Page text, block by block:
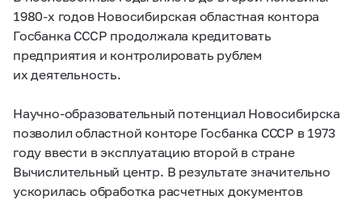
1980-х годов Новосибирская областная контора
Госбанка СССР продолжала кредитовать
предприятия и контролировать рублем
их деятельность.
Научно-образовательный потенциал Новосибирска
позволил областной конторе Госбанка СССР в 1973
году ввести в эксплуатацию второй в стране
Вычислительный центр. В результате значительно
ускорилась обработка расчетных документов